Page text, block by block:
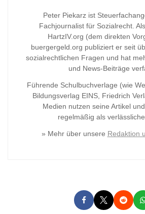
Peter Piekarz ist
Fachjournalist für Sozialrecht.
HartzIV.org (dem direkten
buergergeld.org publiziert er seit
sozialrechtlichen Fragen und hat
und News-Beiträge
Führende Schulbuchverlage (wie
Bildungsverlag EINS, Friedrich
Medien nutzen seine Artikel
regelmäßig als
» Mehr über unsere Redaktion